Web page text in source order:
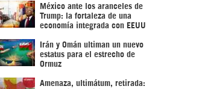
México ante los aranceles de
Trump: la fortaleza de una
economía integrada con EEUU
Irán y Omán ultiman un nuevo
estatus para el estrecho de
Ormuz
Amenaza, ultimátum, retirada: